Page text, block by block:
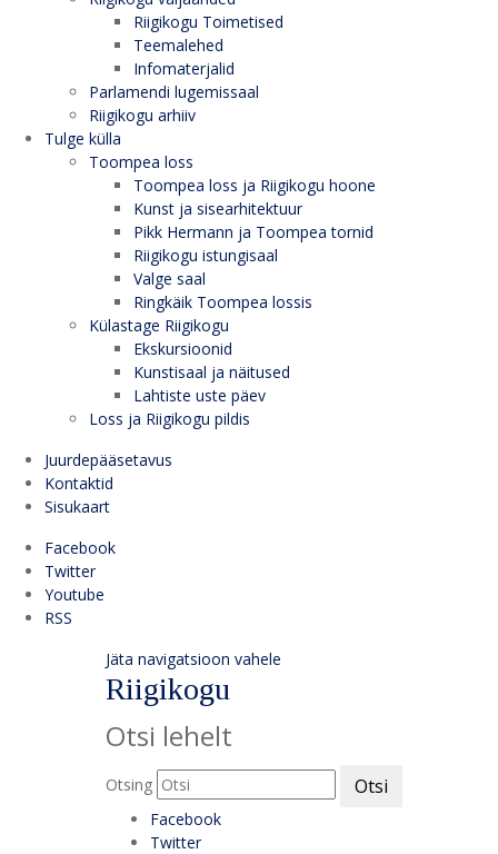
Riigikogu Toimetised
Teemalehed
Infomaterjalid
Parlamendi lugemissaal
Riigikogu arhiiv
Tulge külla
Toompea loss
Toompea loss ja Riigikogu hoone
Kunst ja sisearhitektuur
Pikk Hermann ja Toompea tornid
Riigikogu istungisaal
Valge saal
Ringkäik Toompea lossis
Külastage Riigikogu
Ekskursioonid
Kunstisaal ja näitused
Lahtiste uste päev
Loss ja Riigikogu pildis
Juurdepääsetavus
Kontaktid
Sisukaart
Facebook
Twitter
Youtube
RSS
Jäta navigatsioon vahele
Riigikogu
Otsi lehelt
Otsing Otsi
Facebook
Twitter